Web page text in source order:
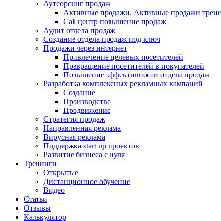
Аутсорсинг продаж
Активные продажи. Активные продажи
Call центр повышение продаж
Аудит отдела продаж
Создание отдела продаж под ключ
Продажи через интернет
Привлечение целевых посетителей
Превращение посетителей в покупателей
Повышение эффективности отдела продаж
Разработка комплексных рекламных кампаний
Создание
Производство
Продвижение
Стратегия продаж
Направленная реклама
Вирусная реклама
Поддержка start up проектов
Развитие бизнеса с нуля
Тренинги
Открытые
Дистанционное обучение
Видео
Статьи
Отзывы
Калькулятор